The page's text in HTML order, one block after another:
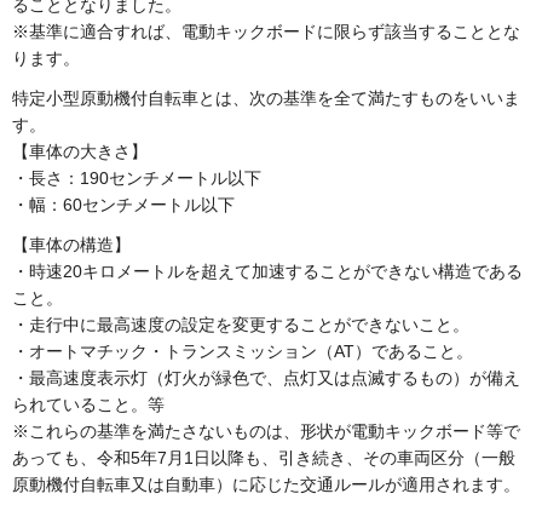
ることとなりました。
※基準に適合すれば、電動キックボードに限らず該当することとな
ります。
特定小型原動機付自転車とは、次の基準を全て満たすものをいいま
す。
【車体の大きさ】
・長さ：190センチメートル以下
・幅：60センチメートル以下
【車体の構造】
・時速20キロメートルを超えて加速することができない構造である
こと。
・走行中に最高速度の設定を変更することができないこと。
・オートマチック・トランスミッション（AT）であること。
・最高速度表示灯（灯火が緑色で、点灯又は点滅するもの）が備え
られていること。等
※これらの基準を満たさないものは、形状が電動キックボード等で
あっても、令和5年7月1日以降も、引き続き、その車両区分（一般
原動機付自転車又は自動車）に応じた交通ルールが適用されます。